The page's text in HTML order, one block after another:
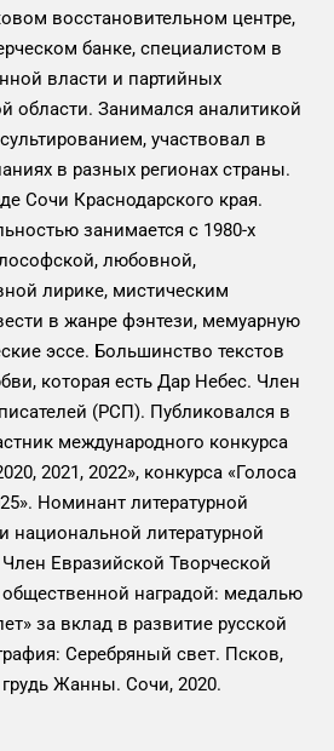
восстановительном центре,
банке, специалистом в
власти и партийных
области. Занимался аналитикой
участвовал в
в разных регионах страны.
Сочи Краснодарского края.
занимается с 1980-х
любовной,
лирике, мистическим
в жанре фэнтези, мемуарную
эссе. Большинство текстов
которая есть Дар Небес. Член
(РСП). Публиковался в
международного конкурса
2021, 2022», конкурса «Голоса
Номинант литературной
национальной литературной
Евразийской Творческой
наградой: медалью
за вклад в развитие русской
Серебряный свет. Псков,
Жанны. Сочи, 2020.